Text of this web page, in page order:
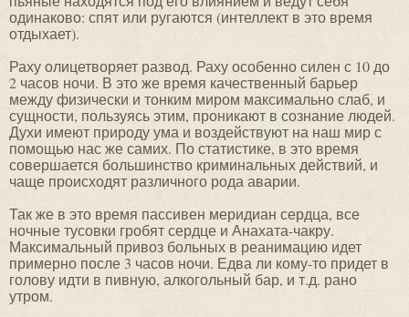
одинаково: спят или ругаются (интеллект в это время
отдыхает).
Раху олицетворяет развод. Раху особенно силен с 10 до
2 часов ночи. В это же время качественный барьер
между физически и тонким миром максимально слаб, и
сущности, пользуясь этим, проникают в сознание людей.
Духи имеют природу ума и воздействуют на наш мир с
помощью нас же самих. По статистике, в это время
совершается большинство криминальных действий, и
чаще происходят различного рода аварии.
Так же в это время пассивен меридиан сердца, все
ночные тусовки гробят сердце и Анахата-чакру.
Максимальный привоз больных в реанимацию идет
примерно после 3 часов ночи. Едва ли кому-то придет в
голову идти в пивную, алкогольный бар, и т.д. рано
утром.